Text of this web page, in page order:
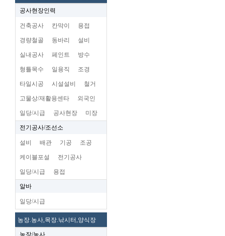
공사현장인력
건축공사 칸막이 용접
경량철골 동바리 설비
실내공사 페인트 방수
형틀목수 일용직 조경
타일시공 시설설비 철거
고물상/재활용센타 외국인
일당/시급 공사현장 미장
전기공사/조선소
설비 배관 기공 조공
케이블포설 전기공사
일당/시급 용접
알바
일당/시급
농장.농사,목장.낚시터,양식장
농장/농사